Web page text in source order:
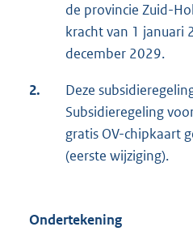
de provincie Zuid-
kracht van 1 januari
december 2029.
2.
Deze
Subsidieregeling
gratis OV-chipkaart
(eerste wijziging).
Ondertekening